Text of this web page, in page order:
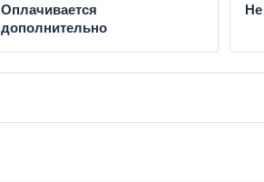
Оплачивается
дополнительно
Не